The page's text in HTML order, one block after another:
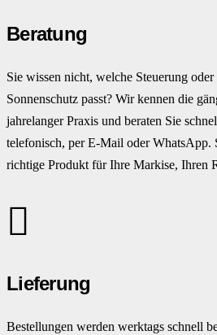
Beratung
Sie wissen nicht, welche Steuerung
Sonnenschutz passt? Wir kennen die
jahrelanger Praxis und beraten Sie
telefonisch, per E-Mail oder WhatsApp.
richtige Produkt für Ihre Markise, Ihren
Lieferung
Bestellungen werden werktags schnell